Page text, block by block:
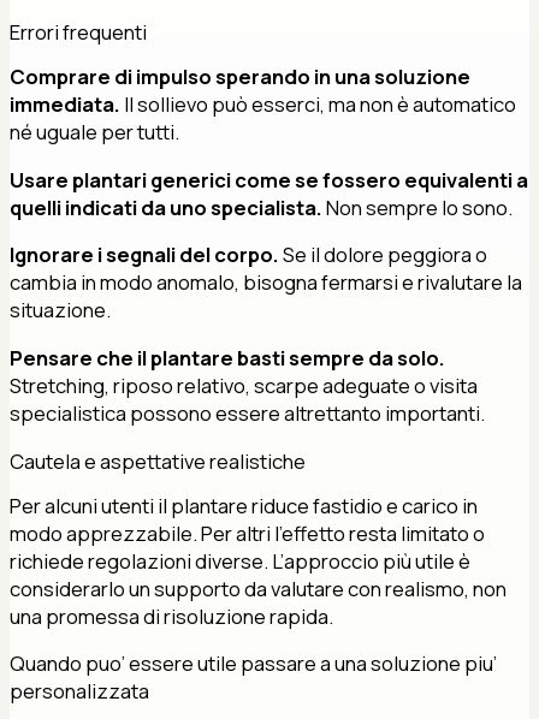
Errori frequenti
Comprare di impulso sperando in una soluzione
immediata. Il sollievo può esserci, ma non è automatico
né uguale per tutti.
Usare plantari generici come se fossero equivalenti a
quelli indicati da uno specialista.Non sempre lo sono.
Ignorare i segnali del corpo.Se il dolore peggiora o
cambia in modo anomalo, bisogna fermarsi e rivalutare la
situazione.
Pensare che il plantare basti sempre da solo.
Stretching, riposo relativo, scarpe adeguate o visita
specialistica possono essere altrettanto importanti.
Cautela e aspettative realistiche
Per alcuni utenti il plantare riduce fastidio e carico in
modo apprezzabile. Per altri l’effetto resta limitato o
richiede regolazioni diverse. L’approccio più utile è
considerarlo un supporto da valutare con realismo, non
una promessa di risoluzione rapida.
Quando puo’ essere utile passare a una soluzione piu’
personalizzata